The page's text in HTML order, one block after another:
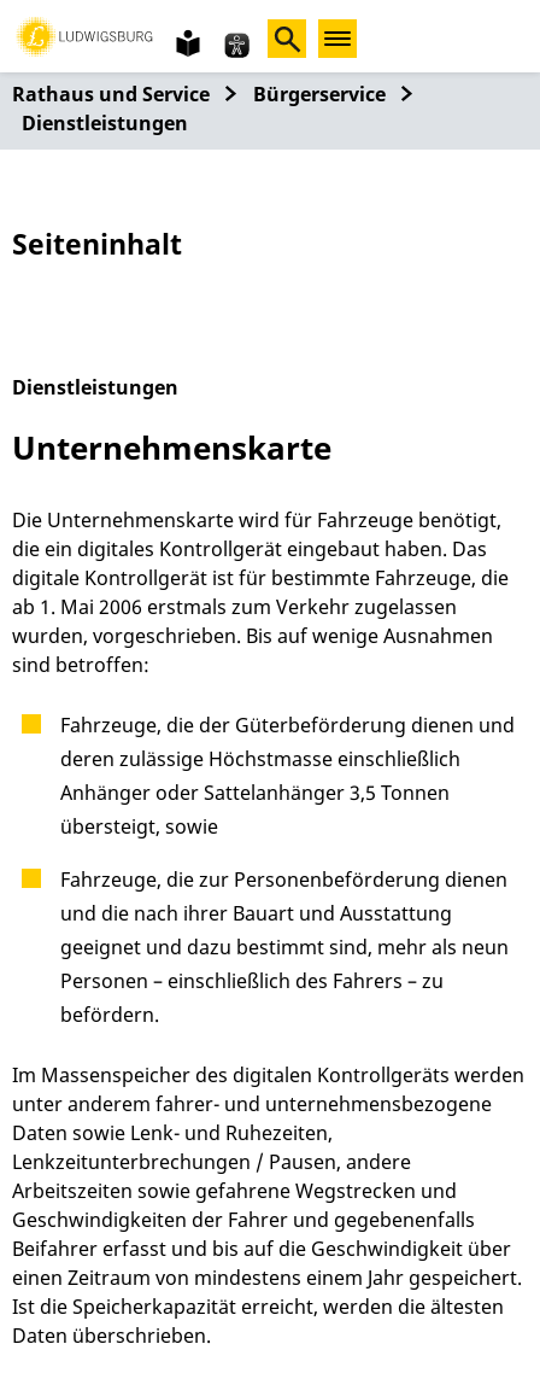
Gebärdensprache
leichte
Sprache
Rathaus und Service
Bürgerservice
Dienstleistungen
Seiteninhalt
Dienstleistungen
Unternehmenskarte
Die Unternehmenskarte wird für Fahrzeuge benötigt,
die ein digitales Kontrollgerät eingebaut haben. Das
digitale Kontrollgerät ist für bestimmte Fahrzeuge, die
ab 1. Mai 2006 erstmals zum Verkehr zugelassen
wurden, vorgeschrieben. Bis auf wenige Ausnahmen
sind betroffen:
Fahrzeuge, die der Güterbeförderung dienen und
deren zulässige Höchstmasse einschließlich
Anhänger oder Sattelanhänger 3,5 Tonnen
übersteigt, sowie
Fahrzeuge, die zur Personenbeförderung dienen
und die nach ihrer Bauart und Ausstattung
geeignet und dazu bestimmt sind, mehr als neun
Personen – einschließlich des Fahrers – zu
befördern.
Im Massenspeicher des digitalen Kontrollgeräts werden
unter anderem fahrer- und unternehmensbezogene
Daten sowie Lenk- und Ruhezeiten,
Lenkzeitunterbrechungen / Pausen, andere
Arbeitszeiten sowie gefahrene Wegstrecken und
Geschwindigkeiten der Fahrer und gegebenenfalls
Beifahrer erfasst und bis auf die Geschwindigkeit über
einen Zeitraum von mindestens einem Jahr gespeichert.
Ist die Speicherkapazität erreicht, werden die ältesten
Daten überschrieben.